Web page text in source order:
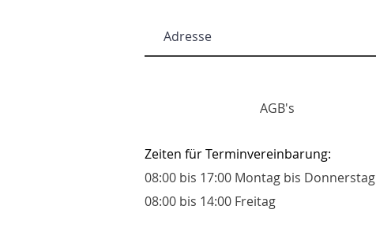
AGB's
Zeiten für Terminvereinbarung:
08:00 bis 17:00 Montag bis Donnerstag
08:00 bis 14:00 Freitag